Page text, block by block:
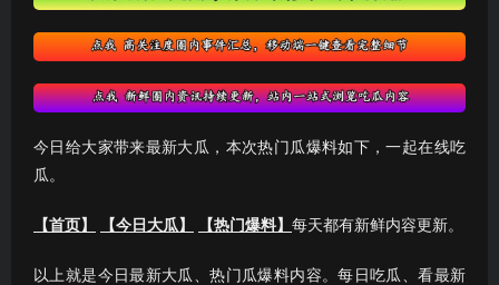
今日给大家带来最新大瓜，本次热门瓜爆料如下，一起在线吃
瓜。
【首页】 【今日大瓜】 【热门爆料】 每天都有新鲜内容更新。
以上就是今日最新大瓜、热门瓜爆料内容。每日吃瓜、看最新